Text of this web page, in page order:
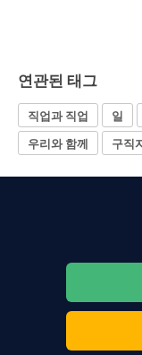
연관된 태그
직업과 직업 일
우리와 함께
구직